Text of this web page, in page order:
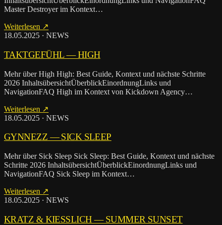
Master Destroyer im Kontext…
Weiterlesen ↗
18.05.2025 · NEWS
TAKT­GE­FÜHL — HIGH
Mehr über High High: Best Guide, Kontext und nächste Schritte
2026 InhaltsübersichtÜberblickEinordnungLinks und
NavigationFAQ High im Kontext von Kickdown Agency…
Weiterlesen ↗
18.05.2025 · NEWS
GYN­NEZZ — SICK SLEEP
Mehr über Sick Sleep Sick Sleep: Best Guide, Kontext und nächste
Schritte 2026 InhaltsübersichtÜberblickEinordnungLinks und
NavigationFAQ Sick Sleep im Kontext…
Weiterlesen ↗
18.05.2025 · NEWS
KRATZ & KIESSLICH — SUM­MER SUN­SET